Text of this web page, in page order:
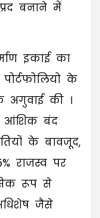
बनाने में
इकाई का
के
की ।
आंशिक बंद
के बावजूद,
राजस्व पर
रूप से
जैसे